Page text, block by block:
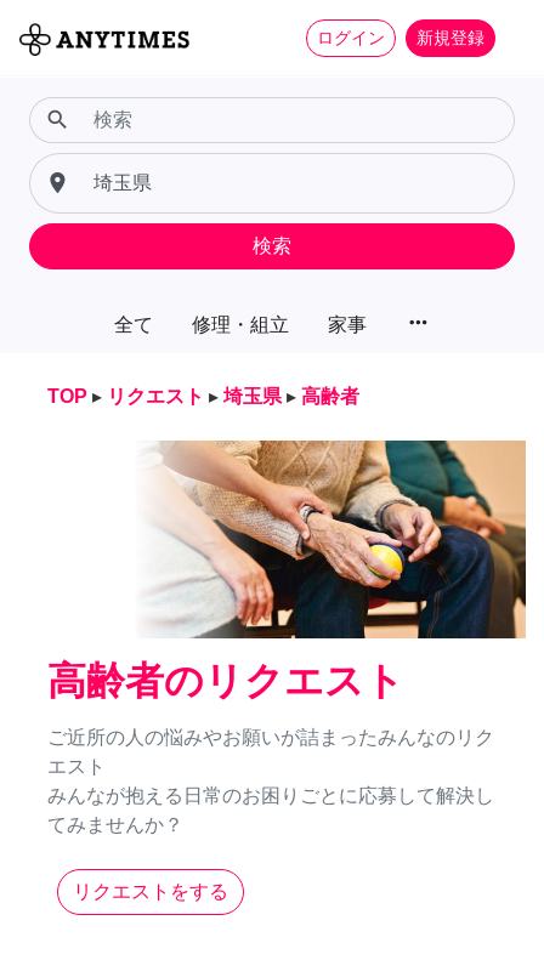
ログイン 新規登録
全て 修理・組立 家事 more_horiz
search
place
検索
TOP ▸ リクエスト ▸ 埼玉県 ▸ 高齢者
高齢者のリクエスト
ご近所の人の悩みやお願いが詰まったみんなのリク
エスト
みんなが抱える日常のお困りごとに応募して解決し
てみませんか？
リクエストをする